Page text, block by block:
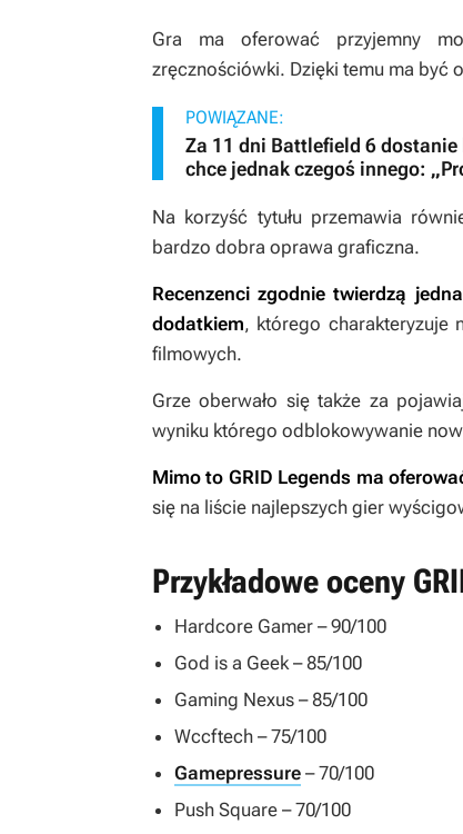
Gra ma oferować przyjemny
zręcznościówki. Dzięki temu ma być
POWIĄZANE:
Za 11 dni Battlefield 6
chce jednak czegoś innego:
Na korzyść tytułu przemawia
bardzo dobra oprawa graficzna.
Recenzenci zgodnie twierdzą
dodatkiem, którego charakteryzuje
filmowych.
Grze oberwało się także za
wyniku którego odblokowywanie
Mimo to GRID Legends ma
się na liście najlepszych gier
Przykładowe oceny
Hardcore Gamer – 90/100
God is a Geek – 85/100
Gaming Nexus – 85/100
Wccftech – 75/100
Gamepressure – 70/100
Push Square – 70/100